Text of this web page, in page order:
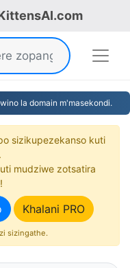
la domain m'masekondi.
sizikupezekanso kuti
mudziwe zotsatira
Khalani PRO
sizingathe.